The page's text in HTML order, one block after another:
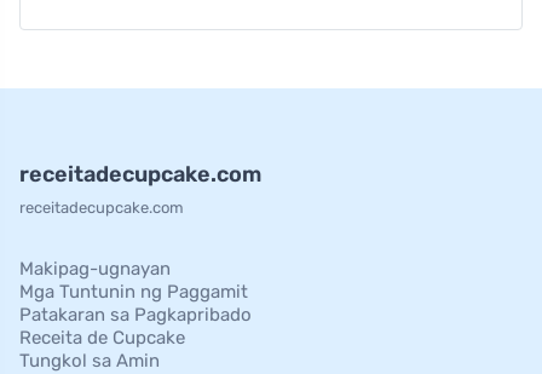
receitadecupcake.com
receitadecupcake.com
Makipag-ugnayan
Mga Tuntunin ng Paggamit
Patakaran sa Pagkapribado
Receita de Cupcake
Tungkol sa Amin